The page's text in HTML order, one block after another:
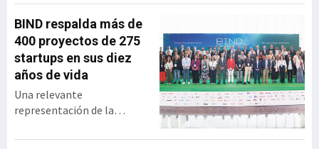
extrajo tras más
BIND respalda más de
400 proyectos de 275
startups en sus diez
años de vida
Una relevante
representación de la
en el BEC para celebrar los